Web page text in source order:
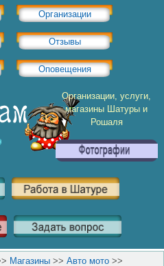
Организации
Отзывы
Оповещения
Организации, услуги,
магазины Шатуры и
Рошаля
Магазины >> Авто мото >>